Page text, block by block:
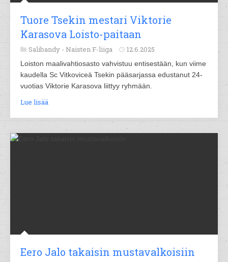
Tuore Tsekin mestari Viktorie
Karasova Loisto-paitaan
Salibandy - Naisten F-liiga 12.6.2025
Loiston maalivahtiosasto vahvistuu entisestään, kun viime
kaudella Sc Vitkoviceä Tsekin pääsarjassa edustanut 24-
vuotias Viktorie Karasova liittyy ryhmään.
Lue lisää
Eero Jalo takaisin mustavalkoisiin